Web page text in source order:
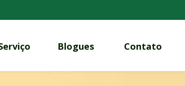
Blogues Contato